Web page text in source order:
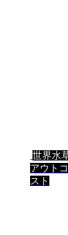
世界水
アウト
スト